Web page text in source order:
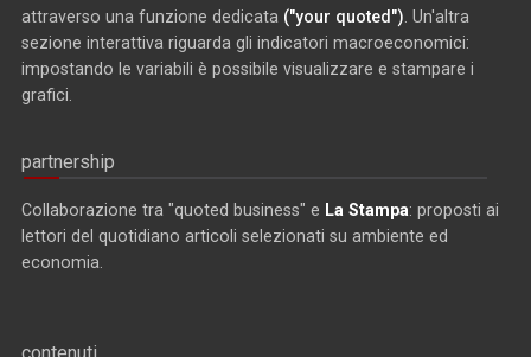
attraverso una funzione dedicata ("your quoted") . Un'altra
sezione interattiva riguarda gli indicatori macroeconomici:
impostando le variabili è possibile visualizzare e stampare i
grafici.
partnership
Collaborazione tra "quoted business" e La Stampa: proposti ai
lettori del quotidiano articoli selezionati su ambiente ed
economia.
contenuti